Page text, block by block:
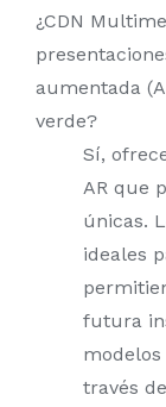
¿CDN
aumentada
verde?
Sí,
AR que
únicas.
ideales
futura
través